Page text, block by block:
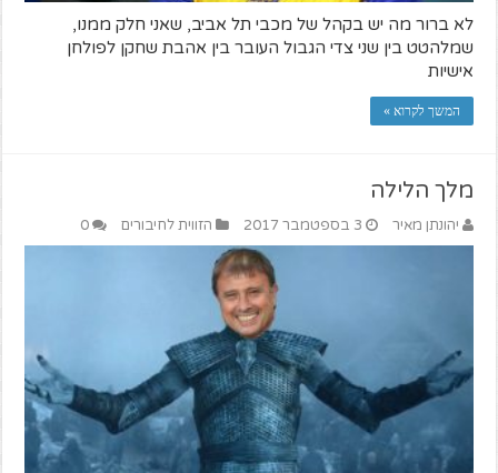
לא ברור מה יש בקהל של מכבי תל אביב, שאני חלק ממנו,
שמלהטט בין שני צדי הגבול העובר בין אהבת שחקן לפולחן
אישיות
המשך לקרוא »
מלך הלילה
יהונתן מאיר 3 בספטמבר 2017 הזווית לחיבורים 0